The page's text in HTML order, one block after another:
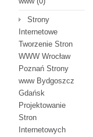
Strony
Internetowe
Tworzenie Stron
WWW Wrocław
Poznań Strony
www Bydgoszcz
Gdańsk
Projektowanie
Stron
Internetowych